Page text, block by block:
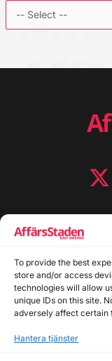
To provide the best
store and/or access
technologies will allow
unique IDs on this site.
adversely affect certain
Hantera tjänster